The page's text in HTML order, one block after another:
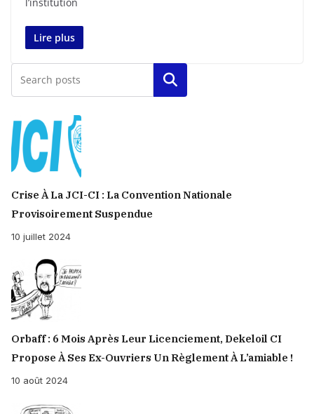
Lire plus
Rechercher
Crise À La JCI-CI : La Convention Nationale
Provisoirement Suspendue
10 juillet 2024
Orbaff : 6 Mois Après Leur Licenciement, Dekeloil CI
Propose À Ses Ex-Ouvriers Un Règlement À L’amiable !
10 août 2024